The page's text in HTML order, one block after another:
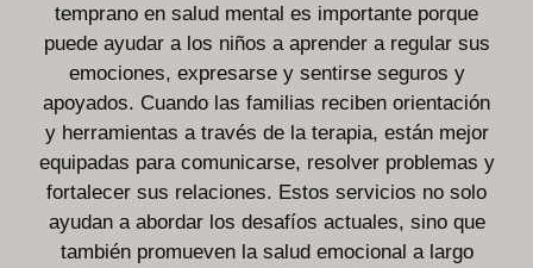
temprano en salud mental es importante porque
puede ayudar a los niños a aprender a regular sus
emociones, expresarse y sentirse seguros y
apoyados. Cuando las familias reciben orientación
y herramientas a través de la terapia, están mejor
equipadas para comunicarse, resolver problemas y
fortalecer sus relaciones. Estos servicios no solo
ayudan a abordar los desafíos actuales, sino que
también promueven la salud emocional a largo